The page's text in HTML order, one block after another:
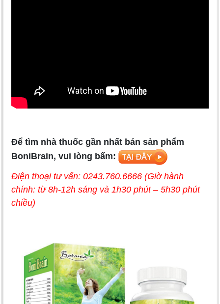
Để tìm nhà thuốc gần nhất bán sản phẩm
BoniBrain, vui lòng bấm:
Điện thoại tư vấn: 0243.760.6666 (Giờ hành
chính: từ 8h-12h sáng và 1h30 phút – 5h30 phút
chiều)